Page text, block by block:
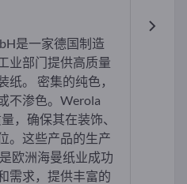
是一家德国制造
业部门提供高质量
。 密集的纯色，
不渗色。Werola
，确保其在装饰、
。这些产品的生产
欧洲海曼纸业成功
需求，提供丰富的